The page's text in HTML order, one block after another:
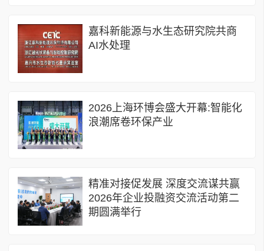
嘉科新能源与水生态研究院共商
AI水处理
2026上海环博会盛大开幕:智能化
浪潮席卷环保产业
精准对接促发展 深度交流谋共赢
2026年企业投融资交流活动第二
期圆满举行